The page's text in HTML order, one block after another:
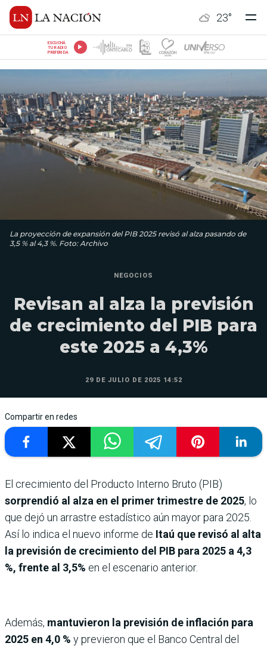
23°
ESCUCHÁ
TU RADIO
PREFERIDA
La proyección de expansión del PIB 2025 revisó al alza pasando de
3,5 % al 4,3 %. Foto: Archivo
NEGOCIOS
Revisan al alza la previsión
de crecimiento del PIB para
este 2025 a 4,3%
29 DE JULIO DE 2025 14:52
Compartir en redes
El crecimiento del Producto Interno Bruto (PIB)
sorprendió al alza en el primer trimestre de 2025, lo
que dejó un arrastre estadístico aún mayor para 2025.
Así lo indica el nuevo informe de Itaú que revisó al alta
la previsión de crecimiento del PIB para 2025 a 4,3
%, frente al 3,5% en el escenario anterior.
Además, mantuvieron la previsión de inflación para
2025 en 4,0 % y previeron que el Banco Central del